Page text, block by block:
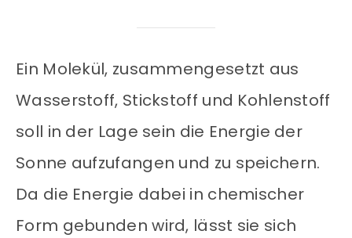
Ein Molekül, zusammengesetzt aus
Wasserstoff, Stickstoff und Kohlenstoff
soll in der Lage sein die Energie der
Sonne aufzufangen und zu speichern.
Da die Energie dabei in chemischer
Form gebunden wird, lässt sie sich